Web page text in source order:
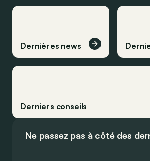
Dernières news
Derniers conseils
Ne passez pas à côté des